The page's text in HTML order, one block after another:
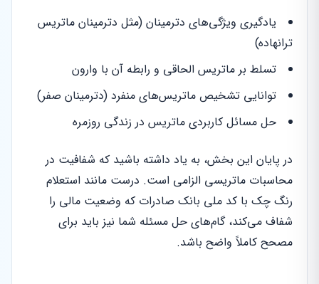
یادگیری ویژگی‌های دترمینان (مثل دترمینان ماتریس
ترانهاده)
تسلط بر ماتریس الحاقی و رابطه آن با وارون
توانایی تشخیص ماتریس‌های منفرد (دترمینان صفر)
حل مسائل کاربردی ماتریس در زندگی روزمره
در پایان این بخش، به یاد داشته باشید که شفافیت در
محاسبات ماتریسی الزامی است. درست مانند استعلام
رنگ چک با کد ملی بانک صادرات که وضعیت مالی را
شفاف می‌کند، گام‌های حل مسئله شما نیز باید برای
مصحح کاملاً واضح باشد.